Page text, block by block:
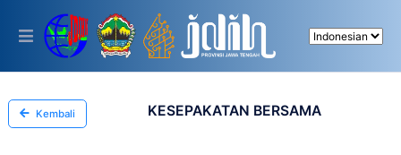
This
includes
accessibility
system.
Kembali KESEPAKATAN BERSAMA